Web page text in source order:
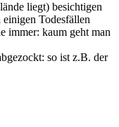
liegt) besichtigen
Todesfällen
immer: kaum geht man
so ist z.B. der